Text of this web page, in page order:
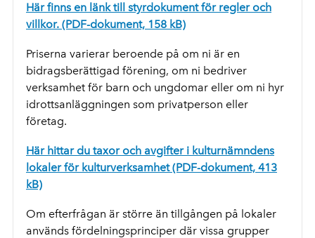
Här finns en länk till styrdokument för regler och
villkor. (PDF-dokument, 158 kB)
Priserna varierar beroende på om ni är en
bidragsberättigad förening, om ni bedriver
verksamhet för barn och ungdomar eller om ni hyr
idrottsanläggningen som privatperson eller
företag.
Här hittar du taxor och avgifter i kulturnämndens
lokaler för kulturverksamhet (PDF-dokument, 413
kB)
Om efterfrågan är större än tillgången på lokaler
används fördelningsprinciper där vissa grupper